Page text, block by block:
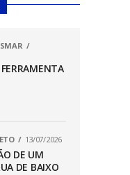
13/07/2026
DE UM
DE BAIXO